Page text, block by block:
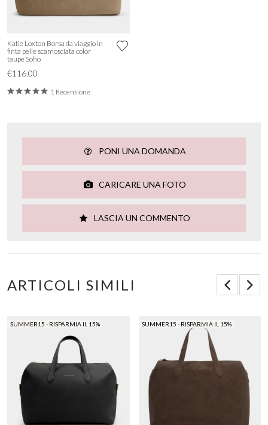
Katie Loxton Borsa da viaggio in
finta pelle scamosciata color
taupe Soho
€116.00
1 Recensione
PONI UNA DOMANDA
CARICARE UNA FOTO
LASCIA UN COMMENTO
ARTICOLI SIMILI
SUMMER15 - RISPARMIA IL 15% SUMMER15 - RISPARMIA IL 15%